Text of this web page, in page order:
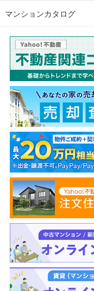
マンションカタログ